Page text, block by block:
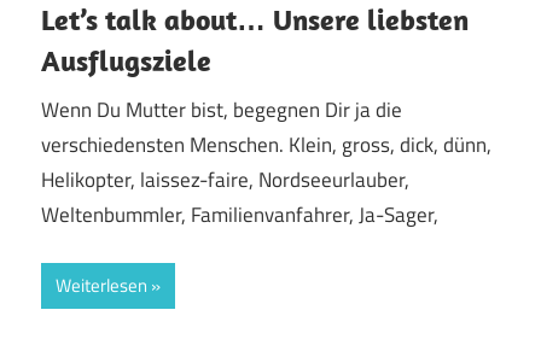
Let’s talk about… Unsere liebsten
Ausflugsziele
Wenn Du Mutter bist, begegnen Dir ja die
verschiedensten Menschen. Klein, gross, dick, dünn,
Helikopter, laissez-faire, Nordseeurlauber,
Weltenbummler, Familienvanfahrer, Ja-Sager,
Weiterlesen